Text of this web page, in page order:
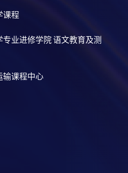
课程
专业进修学院 语文教育及测
输课程中心